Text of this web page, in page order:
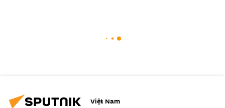
Việt Nam